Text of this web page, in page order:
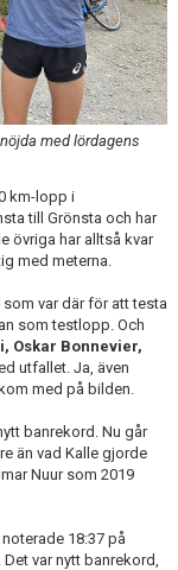
med lördagens
km-lopp i
till Grönsta och har
övriga har alltså kvar
med meterna.
som var där för att testa
som testlopp. Och
Oskar Bonnevier,
utfallet. Ja, även
med på bilden.
banrekord. Nu går
än vad Kalle gjorde
Nuur som 2019
18:37 på
var nytt banrekord,